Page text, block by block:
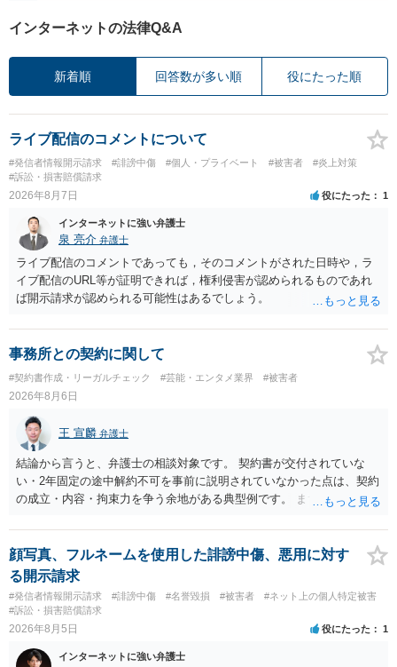
インターネットの法律Q&A
新着順 回答数が多い順 役にたった順
ライブ配信のコメントについて
#発信者情報開示請求 #誹謗中傷 #個人・プライベート #被害者
#炎上対策
#訴訟・損害賠償請求
2026年8月7日 役にたった 1
インターネットに強い弁護士
泉 亮介 弁護士
ライブ配信のコメントであっても，そのコメントがされた日時や，ラ
イブ配信のURL等が証明できれば，権利侵害が認められるものであれ
ば開示請求が認められる可能性はあるでしょう。
事務所との契約に関して
#契約書作成・リーガルチェック #芸能・エンタメ業界 #被害者
2026年8月6日
王 宣麟 弁護士
結論から言うと、弁護士の相談対象です。 契約書が交付されていな
い・2年固定の途中解約不可を事前に説明されていなかった点は、契約
の成立・内容・拘束力を争う余地がある典型例です。 まずは、運営と
みてはいかがでしょうか。 また同時並行で（もしまだされていないの
であれば）書面で退所意思の明確化はしておくべきだと考えます。
顔写真、フルネームを使用した誹謗中傷、悪用に対す
る開示請求
#発信者情報開示請求 #誹謗中傷 #名誉毀損 #被害者
#ネット上の個人特定被害
#訴訟・損害賠償請求
2026年8月5日 役にたった 1
インターネットに強い弁護士